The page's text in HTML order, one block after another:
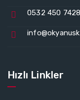
0532 450 7428
Hızlı Linkler